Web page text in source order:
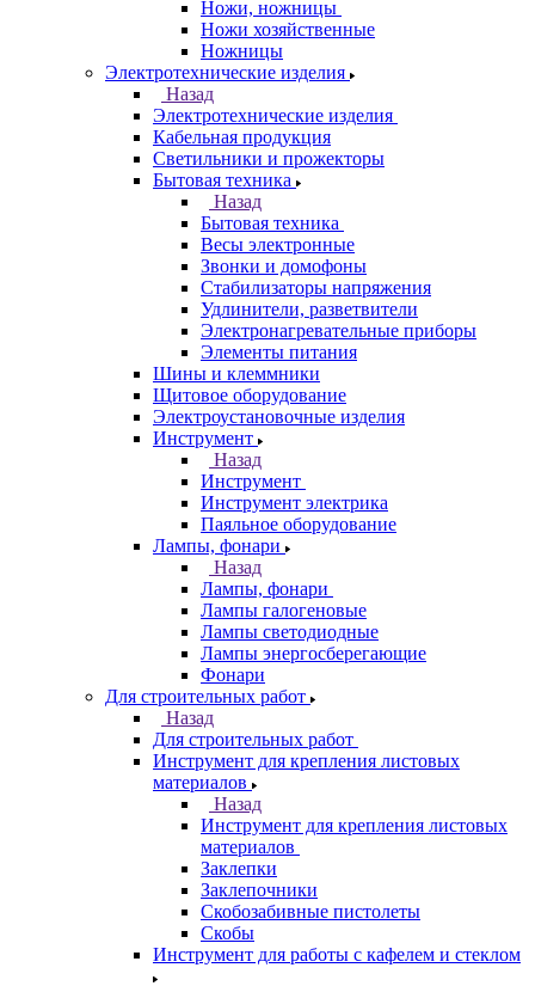
Ножи, ножницы
Ножи хозяйственные
Ножницы
Электротехнические изделия
Назад
Электротехнические изделия
Кабельная продукция
Светильники и прожекторы
Бытовая техника
Назад
Бытовая техника
Весы электронные
Звонки и домофоны
Стабилизаторы напряжения
Удлинители, разветвители
Электронагревательные приборы
Элементы питания
Шины и клеммники
Щитовое оборудование
Электроустановочные изделия
Инструмент
Назад
Инструмент
Инструмент электрика
Паяльное оборудование
Лампы, фонари
Назад
Лампы, фонари
Лампы галогеновые
Лампы светодиодные
Лампы энергосберегающие
Фонари
Для строительных работ
Назад
Для строительных работ
Инструмент для крепления листовых
материалов
Назад
Инструмент для крепления листовых
материалов
Заклепки
Заклепочники
Скобозабивные пистолеты
Скобы
Инструмент для работы с кафелем и стеклом